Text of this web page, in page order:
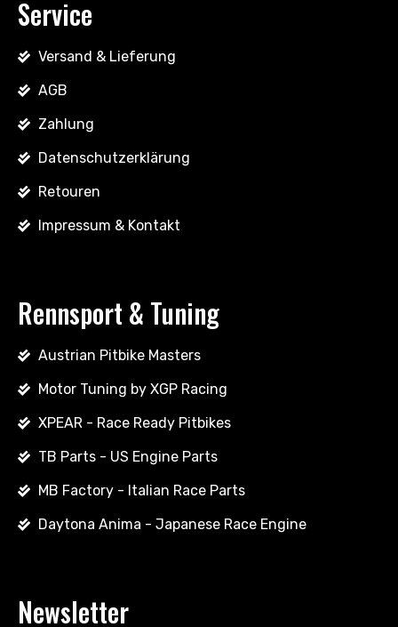
Service
Versand & Lieferung
AGB
Zahlung
Datenschutzerklärung
Retouren
Impressum & Kontakt
Rennsport & Tuning
Austrian Pitbike Masters
Motor Tuning by XGP Racing
XPEAR - Race Ready Pitbikes
TB Parts - US Engine Parts
MB Factory - Italian Race Parts
Daytona Anima - Japanese Race Engine
Newsletter